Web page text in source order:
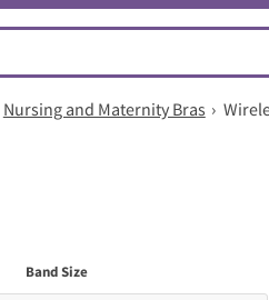
Nursing and Maternity Bras
Band Size